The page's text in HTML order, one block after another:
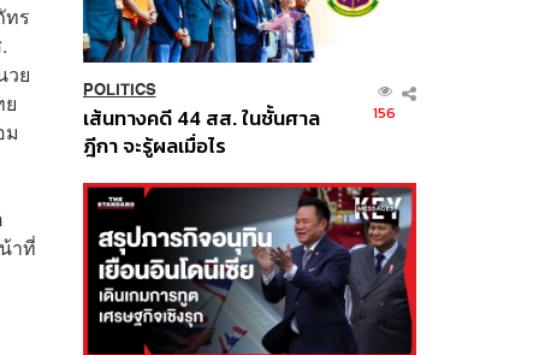
ทร
วย
ม
าที่
POLITICS
เส้นทางคดี 44 สส. ในชั้นศาล
ฎีกา จะรู้ผลเมื่อไร
156